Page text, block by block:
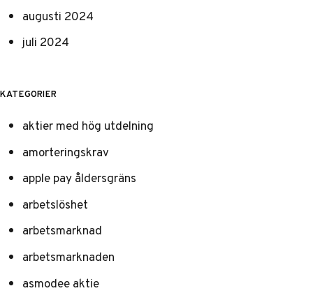
augusti 2024
juli 2024
KATEGORIER
aktier med hög utdelning
amorteringskrav
apple pay åldersgräns
arbetslöshet
arbetsmarknad
arbetsmarknaden
asmodee aktie